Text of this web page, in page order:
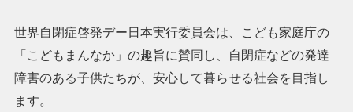
世界自閉症啓発デー日本実行委員会は、こども家庭庁の
「こどもまんなか」の趣旨に賛同し、自閉症などの発達
障害のある子供たちが、安心して暮らせる社会を目指し
ます。